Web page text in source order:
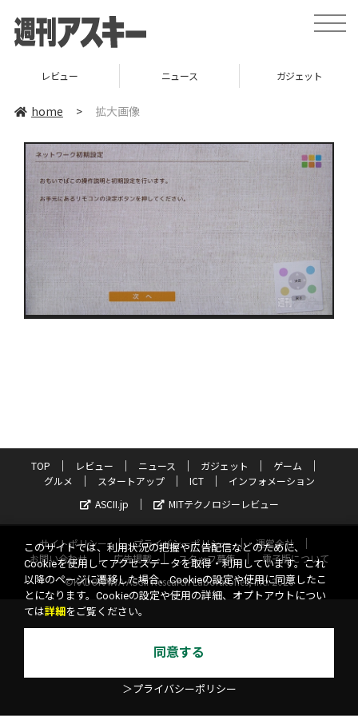
toggle
レビュー ニュース ガジェット
home > 拡大画像
TOP レビュー ニュース ガジェット
ゲーム
グルメ
スタートアップ ICT
インフォメーション
ASCII.jp
MITテクノロジーレビュー
サイトポリシー プライバシーポリシー
運営会社
お問い合わせ
広告掲載 スタッフ募集
電子版について
©KADOKAWA ASCII Research Laboratories, Inc. 2026
このサイトでは、利用状況の把握や広告配信などのために、
Cookieを使用してアクセスデータを取得・利用しています。これ
以降のページに遷移した場合、Cookieの設定や使用に同意したこ
とになります。Cookieの設定や使用の詳細、オプトアウトについ
ては詳細 をご覧ください。
同意する
＞プライバシーポリシー